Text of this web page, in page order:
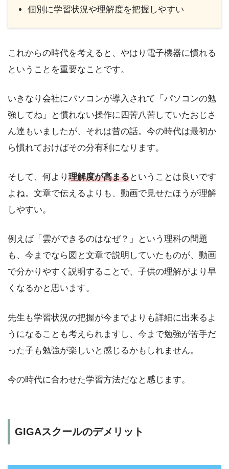
個別に学習状況や理解度を把握しやすい
これからの時代を考えると、やはり電子機器に慣れる
ということを重要なことです。
いきなり会社にパソコンが導入されて「パソコンの勉
強してね」と慣れない操作に四苦八苦していたおじさ
ん達もいましたが、それは昔の話。今の時代は最初か
ら慣れておけばその分有利になります。
そして、何より 理解度が高まるということは良いです
よね。文章で伝えるよりも、動画で見せたほうが理解
しやすい。
例えば「雲ができるのはなぜ？」という理科の問題
も、今までなら図と文章で説明していたものが、動画
で分かりやすく説明することで、子供の理解がより早
くなるかと思います。
先生も学習状況の把握が今までよりも詳細に出来るよ
うになることも考えられますし、今まで勉強が苦手だ
った子も勉強が楽しいと感じるかもしれません。
今の時代に合わせた学習方法だなと感じます。
GIGAスクールのデメリット